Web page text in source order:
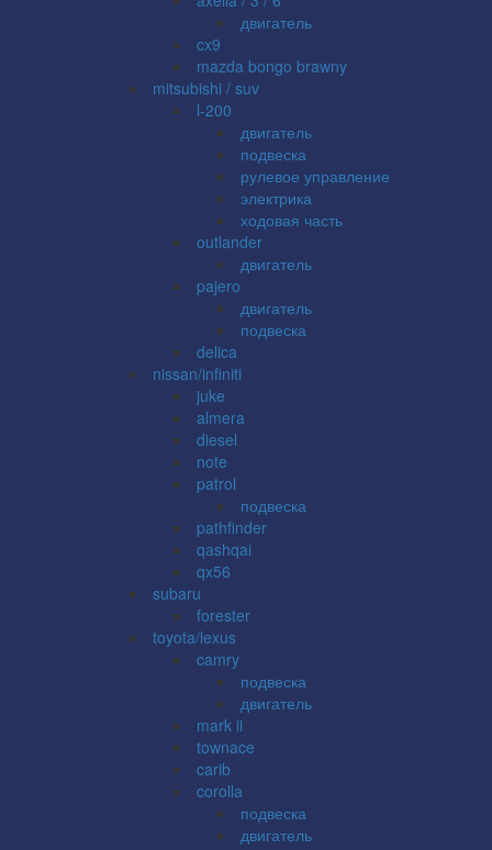
двигатель
cx9
mazda bongo brawny
mitsubishi / suv
l-200
двигатель
подвеска
рулевое управление
электрика
ходовая часть
outlander
двигатель
pajero
двигатель
подвеска
delica
nissan/infiniti
juke
almera
diesel
note
patrol
подвеска
pathfinder
qashqai
qx56
subaru
forester
toyota/lexus
camry
подвеска
двигатель
mark ii
townace
carib
corolla
подвеска
двигатель